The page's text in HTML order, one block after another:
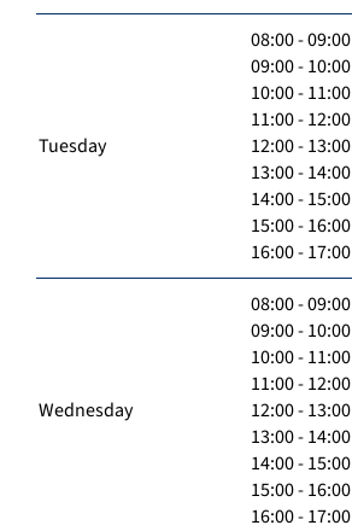
Tuesday
08:00 - 09:00
09:00 - 10:00
10:00 - 11:00
11:00 - 12:00
12:00 - 13:00
13:00 - 14:00
14:00 - 15:00
15:00 - 16:00
16:00 - 17:00
Wednesday
08:00 - 09:00
09:00 - 10:00
10:00 - 11:00
11:00 - 12:00
12:00 - 13:00
13:00 - 14:00
14:00 - 15:00
15:00 - 16:00
16:00 - 17:00